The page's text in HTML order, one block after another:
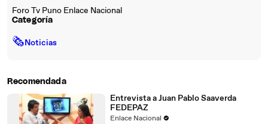
Foro Tv Puno Enlace Nacional
Categoría
🗞Noticias
Recomendada
Entrevista a Juan Pablo Saaverda
FEDEPAZ
Enlace Nacional